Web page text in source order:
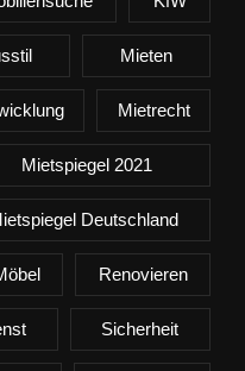
Mieten
Mietrecht
Mietspiegel 2021
Deutschland
Renovieren
Sicherheit